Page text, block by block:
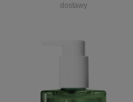
dostawy